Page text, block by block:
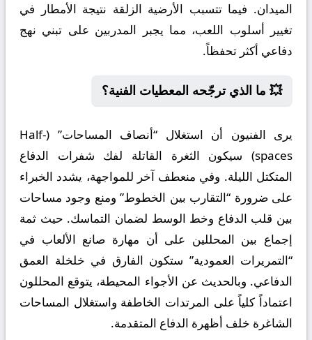
الميدان. فيما تتسبب الأرضية الزلقة نتيجة الأمطار في
تغيير أسلوب اللعب، مما يجبر المدربين على تبني نهج
دفاعي أكثر تحفظاً.
💥 ما الذي ترجّحه المعطيات الفنية؟
يرى الفنيون أن استغلال “أنصاف المساحات” (Half-
spaces) سيكون الثغرة القاتلة لفك شفرات الدفاع
المتكتل الليلة. وفي منعطف آخر للمواجهة، يشدد الخبراء
على ضرورة “التقارب بين الخطوط” ومنع وجود مساحات
بين قلب الدفاع وخط الوسط لضمان التماسك. حيث ثمة
إجماع بين المحللين على أن مهارة صانع الألعاب في
“التمريرات العمودية” ستكون الفارق في خلخلة العمق
الدفاعي. وبالحديث عن الأجواء المحيطة، يتوقع المحللون
اعتماداً كلياً على المرتدات الخاطفة واستغلال المساحات
الشاغرة خلف أظهرة الدفاع المتقدمة.